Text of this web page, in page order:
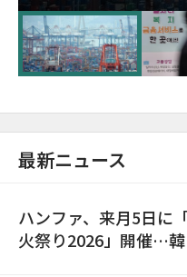
が初の1000億ドル突破
最新ニュース
ハンファ、来月5日に
火祭り2026」開催…